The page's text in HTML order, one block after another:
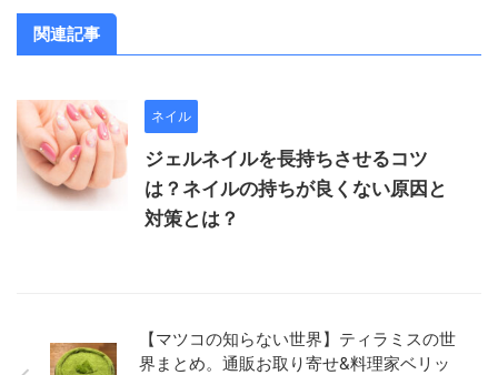
関連記事
ネイル
ジェルネイルを長持ちさせるコツ
は？ネイルの持ちが良くない原因と
対策とは？
【マツコの知らない世界】ティラミスの世
界まとめ。通販お取り寄せ&料理家ベリッ